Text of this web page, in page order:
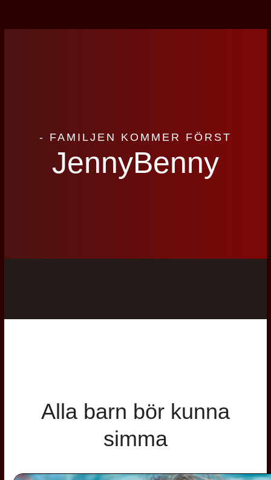
- FAMILJEN KOMMER FÖRST
JennyBenny
Alla barn bör kunna
simma